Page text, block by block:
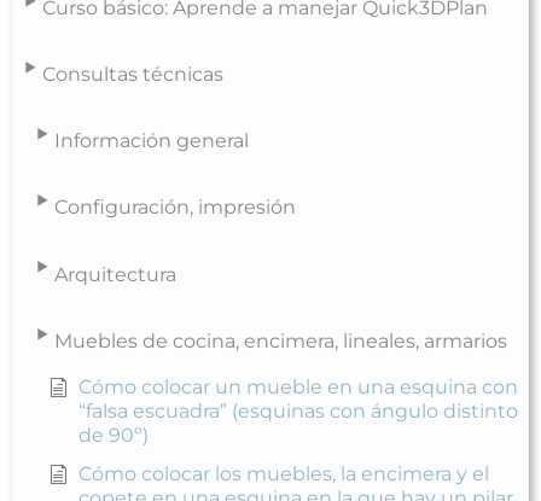
Curso básico: Aprende a manejar Quick3DPlan
Consultas técnicas
Información general
Configuración, impresión
Arquitectura
Muebles de cocina, encimera, lineales, armarios
Cómo colocar un mueble en una esquina con
“falsa escuadra” (esquinas con ángulo distinto
de 90º)
Cómo colocar los muebles, la encimera y el